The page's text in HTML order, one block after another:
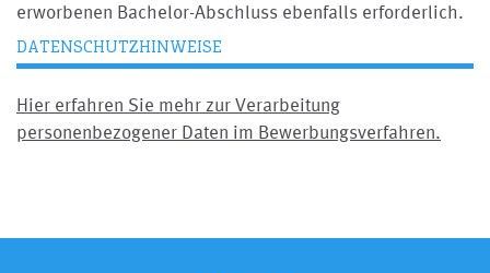
erworbenen Bachelor-Abschluss ebenfalls erforderlich.
DATENSCHUTZHINWEISE
Hier erfahren Sie mehr zur Verarbeitung
personenbezogener Daten im Bewerbungsverfahren.